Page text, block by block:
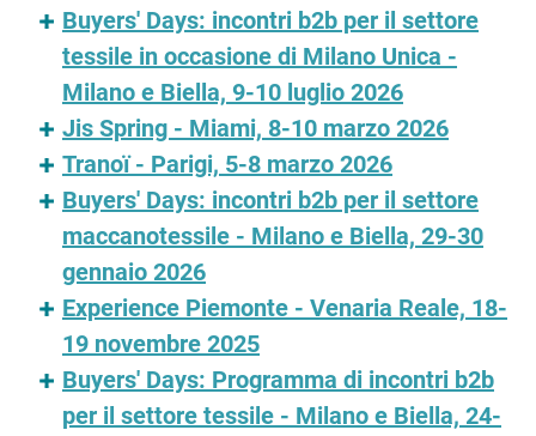
Buyers' Days: incontri b2b per il settore
tessile in occasione di Milano Unica -
Milano e Biella, 9-10 luglio 2026
Jis Spring - Miami, 8-10 marzo 2026
Tranoï - Parigi, 5-8 marzo 2026
Buyers' Days: incontri b2b per il settore
maccanotessile - Milano e Biella, 29-30
gennaio 2026
Experience Piemonte - Venaria Reale, 18-
19 novembre 2025
Buyers' Days: Programma di incontri b2b
per il settore tessile - Milano e Biella, 24-